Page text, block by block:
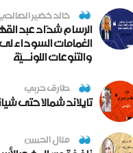
خالد خضير
الرسام شدّاد عبد
الغمامات السوداء
والتنوعات اللونــيّة
طارق حربي
تايلاند شمالا حتى
منال الحسن